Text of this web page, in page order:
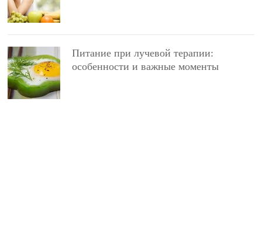
Питание при лучевой терапии:
особенности и важные моменты